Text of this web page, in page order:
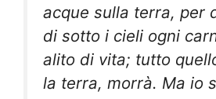
acque sulla terra, per
di sotto i cieli ogni
alito di vita; tutto
la terra, morrà. Ma io